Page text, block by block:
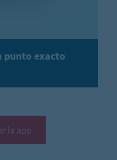
punto exacto
la app